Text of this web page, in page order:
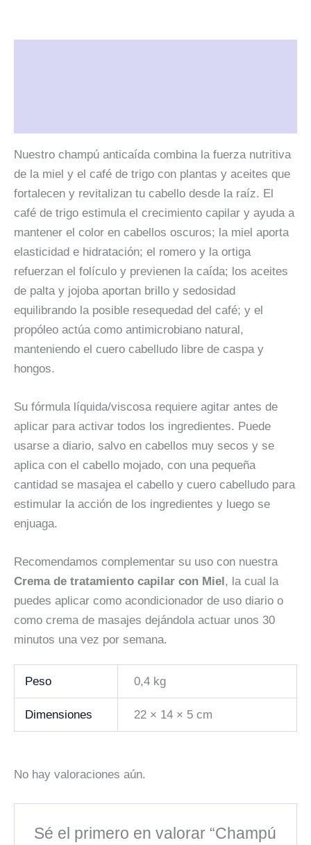
250ml
Nuestro champú anticaída combina la fuerza nutritiva
de la miel y el café de trigo con plantas y aceites que
fortalecen y revitalizan tu cabello desde la raíz. El
café de trigo estimula el crecimiento capilar y ayuda a
mantener el color en cabellos oscuros; la miel aporta
elasticidad e hidratación; el romero y la ortiga
refuerzan el folículo y previenen la caída; los aceites
de palta y jojoba aportan brillo y sedosidad
equilibrando la posible resequedad del café; y el
propóleo actúa como antimicrobiano natural,
manteniendo el cuero cabelludo libre de caspa y
hongos.
Su fórmula líquida/viscosa requiere agitar antes de
aplicar para activar todos los ingredientes. Puede
usarse a diario, salvo en cabellos muy secos y se
aplica con el cabello mojado, con una pequeña
cantidad se masajea el cabello y cuero cabelludo para
estimular la acción de los ingredientes y luego se
enjuaga.
Recomendamos complementar su uso con nuestra
Crema de tratamiento capilar con Miel , la cual la
puedes aplicar como acondicionador de uso diario o
como crema de masajes dejándola actuar unos 30
minutos una vez por semana.
Peso 0,4 kg
Dimensiones 22 × 14 × 5 cm
No hay valoraciones aún.
Sé el primero en valorar “Champú